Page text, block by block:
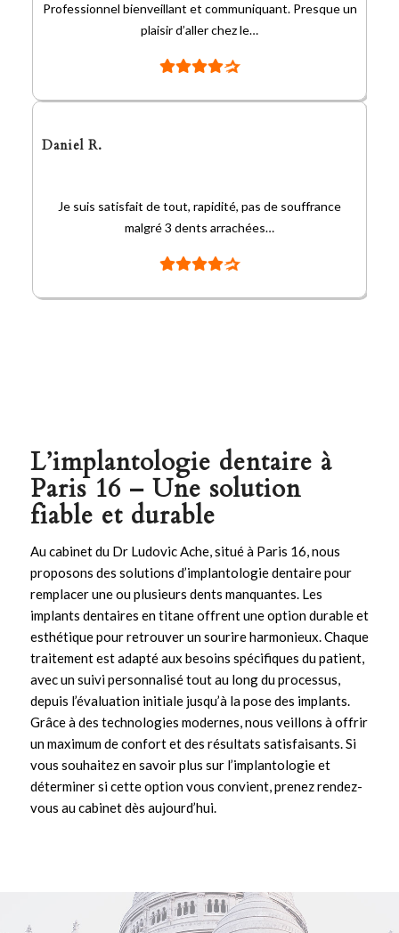
Professionnel bienveillant et communiquant. Presque un
plaisir d’aller chez le…
Daniel R.
Je suis satisfait de tout, rapidité, pas de souffrance
malgré 3 dents arrachées…
L’implantologie dentaire à
Paris 16 – Une solution
fiable et durable
Au cabinet du Dr Ludovic Ache, situé à Paris 16, nous
proposons des solutions d’implantologiedentaire pour
remplacer une ou plusieurs dents manquantes. Les
implants dentaires en titane offrent une option durable et
esthétique pour retrouver un sourire harmonieux. Chaque
traitement est adapté aux besoins spécifiques du patient,
avec un suivi personnalisé tout au long du processus,
depuis l’évaluation initiale jusqu’à la pose des implants.
Grâce à des technologies modernes, nous veillons à offrir
un maximum de confort et des résultats satisfaisants. Si
vous souhaitez en savoir plus sur l’implantologieet
déterminer si cette option vous convient,prenez rendez-
vous au cabinetdès aujourd’hui.